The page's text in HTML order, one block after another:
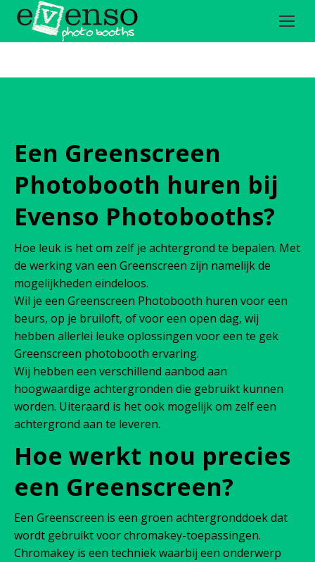
Een Greenscreen
Photobooth huren bij
Evenso Photobooths?
Hoe leuk is het om zelf je achtergrond te bepalen. Met
de werking van een Greenscreen zijn namelijk de
mogelijkheden eindeloos.
Wil je een Greenscreen Photobooth huren voor een
beurs, op je bruiloft, of voor een open dag, wij
hebben allerlei leuke oplossingen voor een te gek
Greenscreen photobooth ervaring.
Wij hebben een verschillend aanbod aan
hoogwaardige achtergronden die gebruikt kunnen
worden. Uiteraard is het ook mogelijk om zelf een
achtergrond aan te leveren.
Hoe werkt nou precies
een Greenscreen?
Een Greenscreen is een groen achtergronddoek dat
wordt gebruikt voor chromakey-toepassingen.
Chromakey is een techniek waarbij een onderwerp